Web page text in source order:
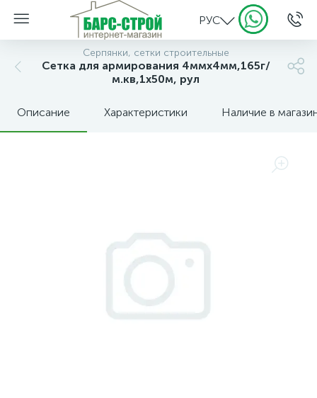
РУС
Серпянки, сетки строительные
Сетка для армирования 4ммх4мм,165г/
м.кв,1х50м, рул
Описание Характеристики Наличие в